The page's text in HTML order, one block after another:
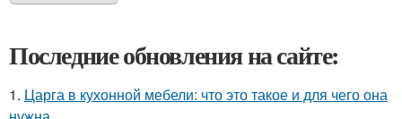
Последние обновления на сайте:
1. Царга в кухонной мебели: что это такое и для чего она